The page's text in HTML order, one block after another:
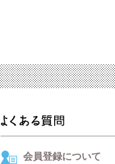
会員登録について